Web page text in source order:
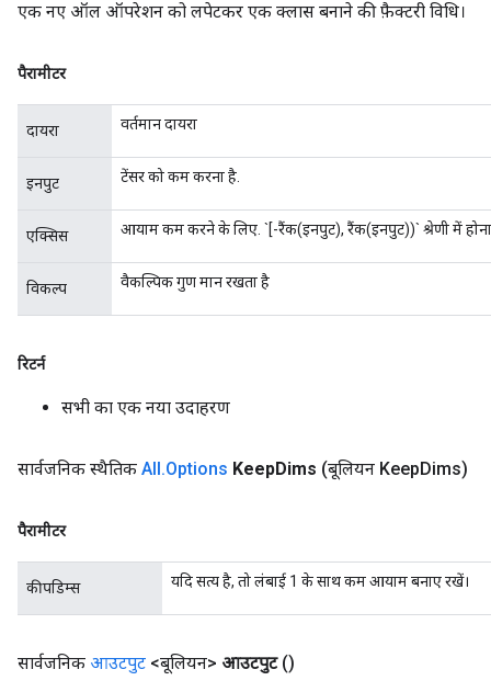
एक नए ऑल ऑपरेशन को लपेटकर एक क्लास बनाने की फ़ैक्टरी विधि।
पैरामीटर
दायरा वर्तमान दायरा
इनपुट टेंसर को कम करना है.
एक्सिस आयाम कम करने के लिए. `[-रैंक(इनपुट), रैंक(इनपुट))` श्रेणी में होना
विकल्प वैकल्पिक गुण मान रखता है
रिटर्न
सभी का एक नया उदाहरण
सार्वजनिक स्थैतिक All.Options KeepDims (बूलियन KeepDims)
पैरामीटर
कीपडिम्स यदि सत्य है, तो लंबाई 1 के साथ कम आयाम बनाए रखें।
सार्वजनिक आउटपुट <बूलियन> आउटपुट ()